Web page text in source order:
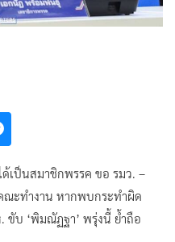
ด้เป็นสมาชิกพรรค ขอ รมว. –
ะทำงาน หากพบกระทำผิด
ขับ ‘พิมณัฏฐา’ พรุ่งนี้ ย้ำถือ